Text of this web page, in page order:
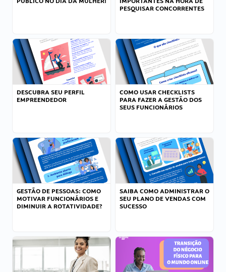
PESQUISAR CONCORRENTES
DESCUBRA SEU PERFIL
EMPREENDEDOR
COMO USAR CHECKLISTS
PARA FAZER A GESTÃO DOS
SEUS FUNCIONÁRIOS
GESTÃO DE PESSOAS: COMO
MOTIVAR FUNCIONÁRIOS E
DIMINUIR A ROTATIVIDADE?
SAIBA COMO ADMINISTRAR O
SEU PLANO DE VENDAS COM
SUCESSO